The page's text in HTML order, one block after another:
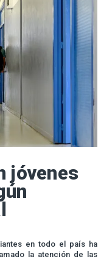
jóvenes
en todo el país ha
la atención de las